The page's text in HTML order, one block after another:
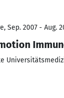
Sep. 2007 - Aug.